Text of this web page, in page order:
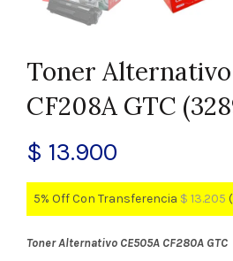
Toner Alternativo
CF208A GTC
$ 13.900
5% Off Con Transferencia $ 13.205 (
Toner Alternativo CE505A CF280A GTC